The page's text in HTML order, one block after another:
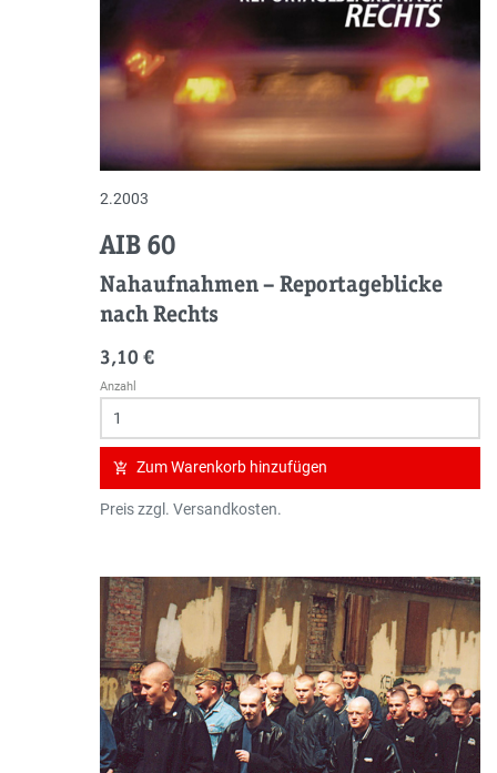
2.2003
AIB 60
Nahaufnahmen–Reportageblicke
nach Rechts
3,10 €
Anzahl
add_shopping_cart Zum Warenkorb hinzufügen
Preis zzgl. Versandkosten.